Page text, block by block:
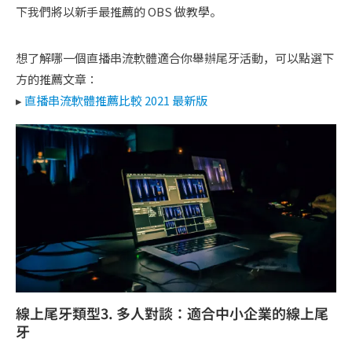
下我們將以新手最推薦的 OBS 做教學。
想了解哪一個直播串流軟體適合你舉辦尾牙活動，可以點選下
方的推薦文章：
▸ 直播串流軟體推薦比較 2021 最新版
線上尾牙類型3. 多人對談：適合中小企業的線上尾
牙